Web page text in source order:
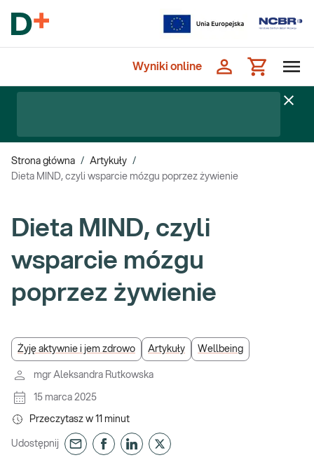
Wyniki online
Strona główna / Artykuły /
Dieta MIND, czyli wsparcie mózgu poprzez żywienie
Dieta MIND, czyli
wsparcie mózgu
poprzez żywienie
Żyję aktywnie i jem zdrowo Artykuły Wellbeing
mgr Aleksandra Rutkowska
15 marca 2025
Przeczytasz w 11 minut
Udostępnij